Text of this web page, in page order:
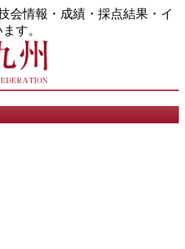
会情報・成績・採点結果・イ
す。